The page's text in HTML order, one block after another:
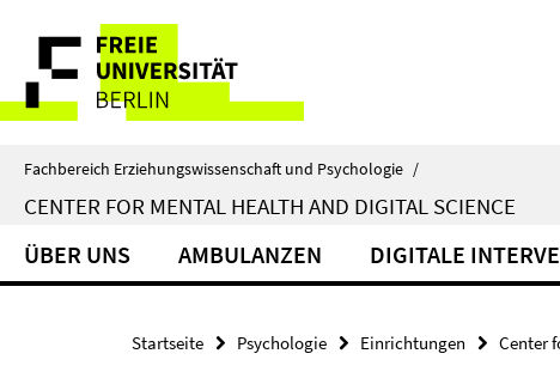
direkt
Inhalt
Service-
Navigation
Fachbereich Erziehungswissenschaft und Psychologie /
CENTER FOR MENTAL HEALTH AND DIGITAL SCIENCE
ÜBER UNS AMBULANZEN DIGITALE
Startseite Psychologie Einrichtungen Center